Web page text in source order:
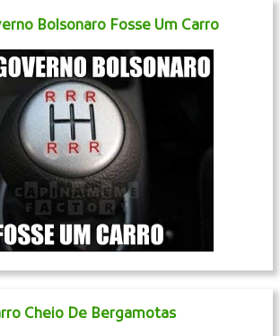
Bolsonaro Fosse Um Carro
Cheio De Bergamotas